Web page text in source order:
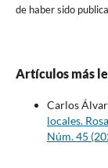
de haber sido
Artículos más
Carlos
locales.
Núm. 45